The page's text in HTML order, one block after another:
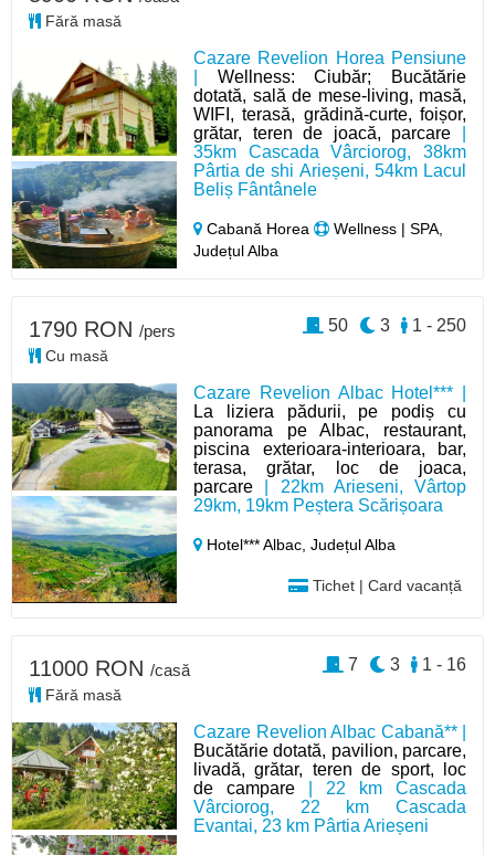
Cazare Revelion Horea Pensiune
Wellness: Ciubăr; Bucătărie
dotată, sală de mese-living, masă,
WIFI, terasă, grădină-curte, foișor,
grătar, teren de joacă, parcare
35km Cascada Vârciorog, 38km
Pârtia de shi Arieșeni, 54km Lacul
Beliș Fântânele
Cabană Horea
Wellness | SPA,
Județul Alba
Fără masă
Cazare Revelion Albac Hotel*** |
La liziera pădurii, pe podiș cu
panorama pe Albac, restaurant,
piscina exterioara-interioara, bar,
terasa, grătar, loc de joaca,
parcare | 22km Arieseni, Vârtop
29km, 19km Peștera Scărișoara
Hotel*** Albac,Județul Alba
Tichet | Card vacanță
1790 RON /pers
Cu masă
1 - 250
3
50
Cazare Revelion Albac Cabană** |
Bucătărie dotată, pavilion, parcare,
livadă, grătar, teren de sport, loc
de campare | 22 km Cascada
Vârciorog, 22 km Cascada
Evantai, 23 km Pârtia Arieșeni
11000 RON /casă
Fără masă
1 - 16
3
7